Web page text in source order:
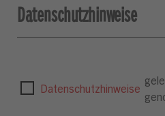
Datenschutzhinweise
Datenschutzhinweise